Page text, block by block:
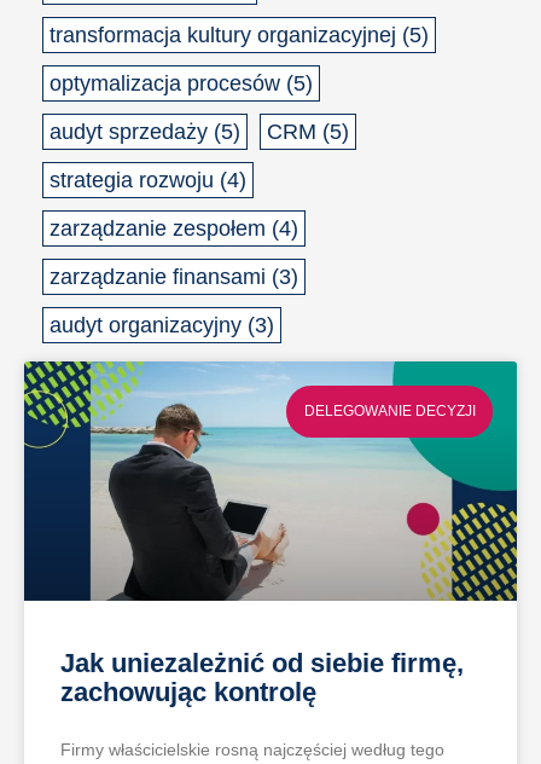
transformacja kultury organizacyjnej (5)
optymalizacja procesów (5)
audyt sprzedaży (5) CRM (5)
strategia rozwoju (4)
zarządzanie zespołem (4)
zarządzanie finansami (3)
audyt organizacyjny (3)
DELEGOWANIE DECYZJI
Jak uniezależnić od siebie firmę,
zachowując kontrolę
Firmy właścicielskie rosną najczęściej według tego
r
o
n
a
r
a
S
r
n
a
r
t
r